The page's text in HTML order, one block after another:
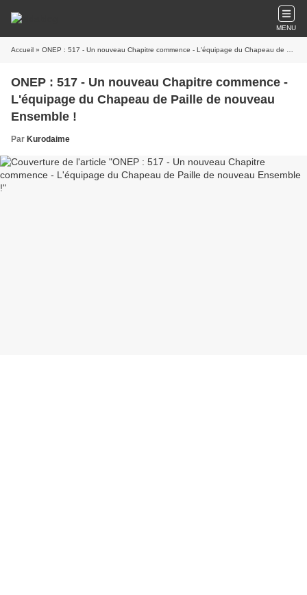
MENU
Accueil » ONEP : 517 - Un nouveau Chapitre commence - L'équipage du Chapeau de Paille de nouveau Ensemble !
ONEP : 517 - Un nouveau Chapitre commence -
L'équipage du Chapeau de Paille de nouveau
Ensemble !
Par Kurodaime